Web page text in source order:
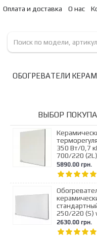
Оплата и доставка О нас
ОБОГРЕВАТЕЛИ
ВЫБОР
350 Вт/0,7
700/220
5890.00 грн.
250/220 (S)
2630.00 грн.